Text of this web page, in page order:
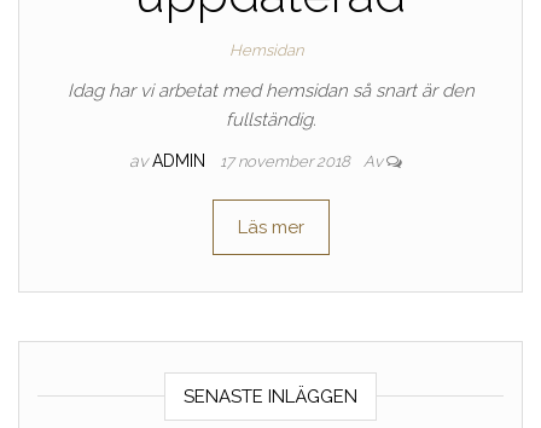
Hemsidan
Idag har vi arbetat med hemsidan så snart är den
fullständig.
av ADMIN 17 november 2018 Av
Läs mer
SENASTE INLÄGGEN